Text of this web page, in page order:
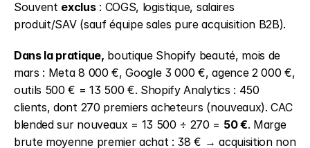
Souvent exclus : COGS, logistique, salaires
produit/SAV (sauf équipe sales pure acquisition B2B).
Dans la pratique, boutique Shopify beauté, mois de
mars : Meta 8 000 €, Google 3 000 €, agence 2 000 €,
outils 500 € = 13 500 €. Shopify Analytics : 450
clients, dont 270 premiers acheteurs (nouveaux). CAC
blended sur nouveaux = 13 500 ÷ 270 = 50 €. Marge
brute moyenne premier achat : 38 € → acquisition non